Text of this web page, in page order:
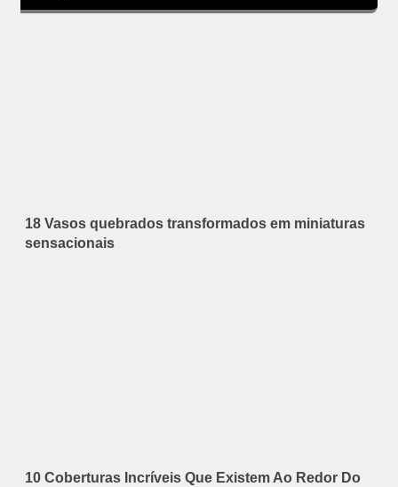
18 Vasos quebrados transformados em miniaturas
sensacionais
10 Coberturas Incríveis Que Existem Ao Redor Do